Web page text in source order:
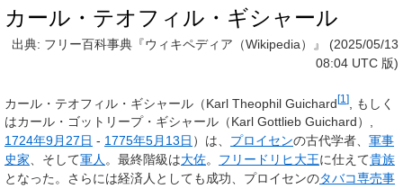
カール・テオフィル・ギシャール
出典: フリー百科事典『ウィキペディア（Wikipedia）』 (2025/05/13
08:04 UTC 版)
カール・テオフィル・ギシャール （Karl Theophil Guichard[1 ]
, もしく
はカール・ゴットリープ・ギシャール（Karl Gottlieb Guichard）,
1724年9月27日 - 1775年5月13日 ）は、 プロイセンの古代学者、 軍事
史家、そして軍人。最終階級は大佐。 フリードリヒ大王に仕えて貴族
となった。さらには経済人としても成功、プロイセンのタバコ専売事